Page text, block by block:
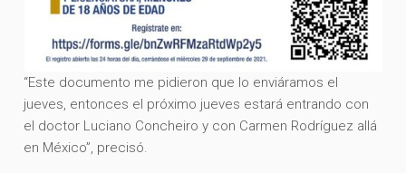
“Este documento me pidieron que lo enviáramos el
jueves, entonces el próximo jueves estará entrando con
el doctor Luciano Concheiro y con Carmen Rodríguez allá
en México”, precisó.